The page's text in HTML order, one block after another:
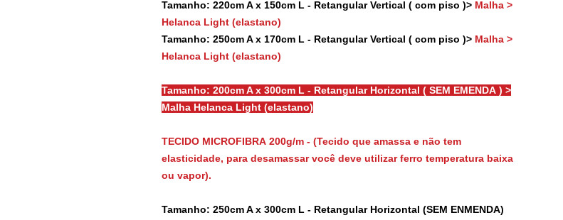
Tamanho: 220cm A x 150cm L - Retangular Vertical ( com piso )> Malha >
Helanca Light (elastano)
Tamanho: 250cm A x 170cm L - Retangular Vertical ( com piso )> Malha >
Helanca Light (elastano)
Tamanho: 200cm A x 300cm L - Retangular Horizontal ( SEM EMENDA ) >
Malha Helanca Light (elastano)
TECIDO MICROFIBRA 200g/m - (Tecido que amassa e não tem
elasticidade, para desamassar você deve utilizar ferro temperatura baixa
ou vapor).
Tamanho: 250cm A x 300cm L - Retangular Horizontal (SEM ENMENDA)